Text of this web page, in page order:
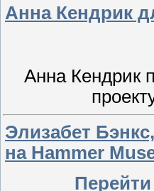
Анна Кендрик
Анна Кендрик
Элизабет
на Hammer